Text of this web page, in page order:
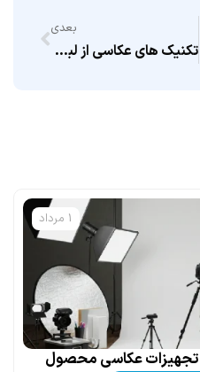
بعدی
تکنیک های عکاسی از لباس در خانه
1 مرداد
عکاسی محصول